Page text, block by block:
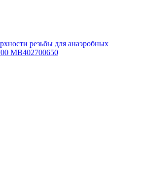
резьбы для анаэробных
MB402700650